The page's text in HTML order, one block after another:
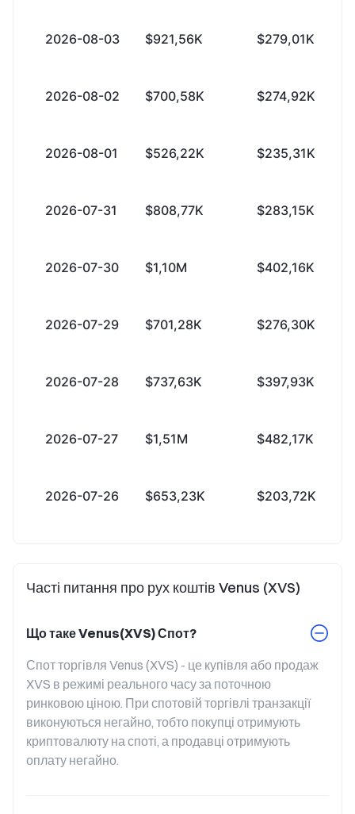
2026-08-03 $921,56K $279,01K
2026-08-02 $700,58K $274,92K
2026-08-01 $526,22K $235,31K
2026-07-31 $808,77K $283,15K
2026-07-30 $1,10M $402,16K
2026-07-29 $701,28K $276,30K
2026-07-28 $737,63K $397,93K
2026-07-27 $1,51M $482,17K
2026-07-26 $653,23K $203,72K
Часті питання про рух коштів Venus (XVS)
Що таке Venus(XVS) Спот?
Спот торгівля Venus (XVS) - це купівля або продаж
XVS в режимі реального часу за поточною
ринковою ціною. При спотовій торгівлі транзакції
виконуються негайно, тобто покупці отримують
криптовалюту на споті, а продавці отримують
оплату негайно.